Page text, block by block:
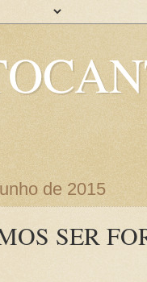
de 2015
SER